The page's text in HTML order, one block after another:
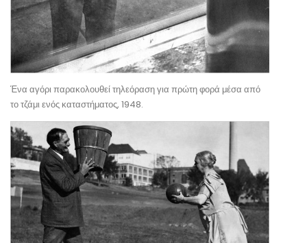
Ένα αγόρι παρακολουθεί τηλεόραση για πρώτη φορά μέσα από
το τζάμι ενός καταστήματος, 1948.